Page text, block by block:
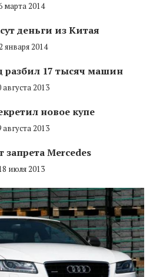
марта 2014
деньги из Китая
января 2014
разбил 17 тысяч машин
августа 2013
новое купе
августа 2013
запрета Mercedes
июля 2013